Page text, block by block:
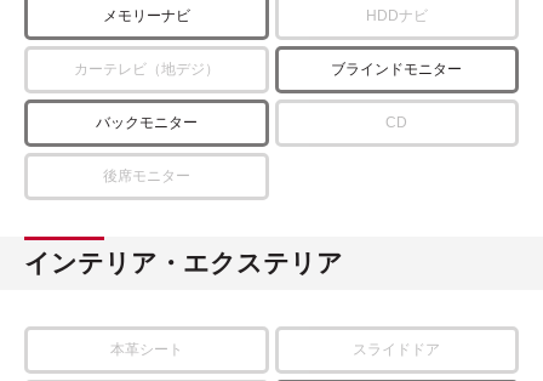
メモリーナビ HDDナビ
カーテレビ（地デジ） ブラインドモニター
バックモニター CD
後席モニター
インテリア・エクステリア
本革シート スライドドア